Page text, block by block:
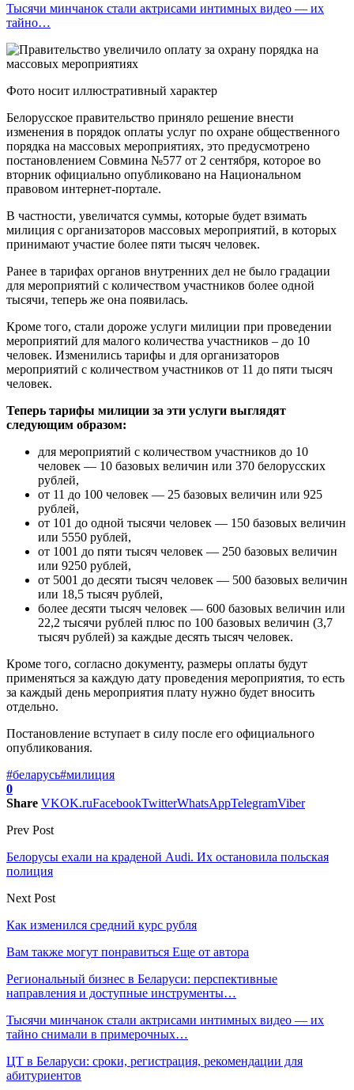
Тысячи минчанок стали актрисами интимных видео — их
тайно…
Фото носит иллюстративный характер
Белорусское правительство приняло решение внести
изменения в порядок оплаты услуг по охране общественного
порядка на массовых мероприятиях, это предусмотрено
постановлением Совмина №577 от 2 сентября, которое во
вторник официально опубликовано на Национальном
правовом интернет-портале.
В частности, увеличатся суммы, которые будет взимать
милиция с организаторов массовых мероприятий, в которых
принимают участие более пяти тысяч человек.
Ранее в тарифах органов внутренних дел не было градации
для мероприятий с количеством участников более одной
тысячи, теперь же она появилась.
Кроме того, стали дороже услуги милиции при проведении
мероприятий для малого количества участников – до 10
человек. Изменились тарифы и для организаторов
мероприятий с количеством участников от 11 до пяти тысяч
человек.
Теперь тарифы милиции за эти услуги выглядят
следующим образом:
для мероприятий с количеством участников до 10
человек — 10 базовых величин или 370 белорусских
рублей,
от 11 до 100 человек — 25 базовых величин или 925
рублей,
от 101 до одной тысячи человек — 150 базовых величин
или 5550 рублей,
от 1001 до пяти тысяч человек — 250 базовых величин
или 9250 рублей,
от 5001 до десяти тысяч человек — 500 базовых величин
или 18,5 тысяч рублей,
более десяти тысяч человек — 600 базовых величин или
22,2 тысячи рублей плюс по 100 базовых величин (3,7
тысяч рублей) за каждые десять тысяч человек.
Кроме того, согласно документу, размеры оплаты будут
применяться за каждую дату проведения мероприятия, то есть
за каждый день мероприятия плату нужно будет вносить
отдельно.
Постановление вступает в силу после его официального
опубликования.
#беларусь#милиция
0
Share VKOK.ruFacebookTwitterWhatsAppTelegramViber
Prev Post
Белорусы ехали на краденой Audi. Их остановила польская
полиция
Next Post
Как изменился средний курс рубля
Вам также могут понравиться Еще от автора
Региональный бизнес в Беларуси: перспективные
направления и доступные инструменты…
Тысячи минчанок стали актрисами интимных видео — их
тайно снимали в примерочных…
ЦТ в Беларуси: сроки, регистрация, рекомендации для
абитуриентов